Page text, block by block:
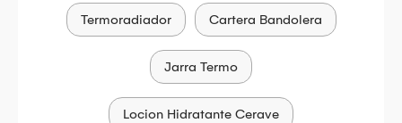
Termoradiador Cartera Bandolera
Jarra Termo
Locion Hidratante Cerave